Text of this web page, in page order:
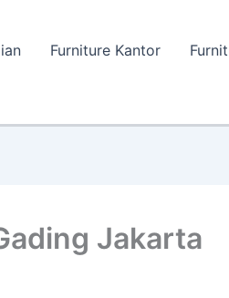
Furniture Kantor
Jakarta